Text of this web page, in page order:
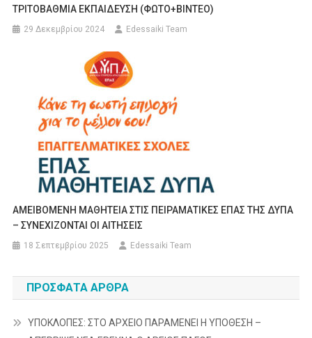
ΤΡΙΤΟΒΑΘΜΙΑ ΕΚΠΑΙΔΕΥΣΗ (ΦΩΤΟ+ΒΙΝΤΕΟ)
29 Δεκεμβρίου 2024 Edessaiki Team
AMEIBOMENH MAΘΗΤΕΙΑ ΣΤΙΣ ΠΕΙΡΑΜΑΤΙΚΕΣ ΕΠΑΣ ΤΗΣ ΔΥΠΑ
– ΣΥΝΕΧΙΖΟΝΤΑΙ ΟΙ ΑΙΤΗΣΕΙΣ
18 Σεπτεμβρίου 2025 Edessaiki Team
ΠΡΌΣΦΑΤΑ ΆΡΘΡΑ
ΥΠΟΚΛΟΠΕΣ: ΣΤΟ ΑΡΧΕΙΟ ΠΑΡΑΜΕΝΕΙ Η ΥΠΟΘΕΣΗ –